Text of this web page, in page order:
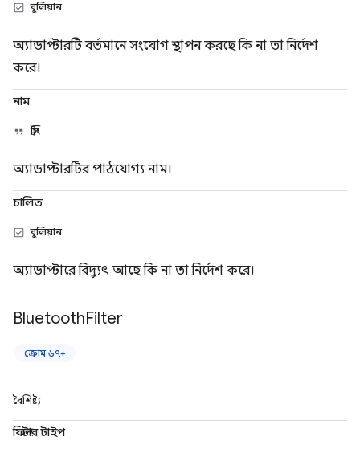
বুলিয়ান
অ্যাডাপ্টারটি বর্তমানে সংযোগ স্থাপন করছে কি না তা নির্দেশ
করে।
নাম
স্ট্রিং
অ্যাডাপ্টারটির পাঠযোগ্য নাম।
চালিত
বুলিয়ান
অ্যাডাপ্টারে বিদ্যুৎ আছে কি না তা নির্দেশ করে।
BluetoothFilter
ক্রোম ৬৭+
বৈশিষ্ট্য
ফিল্টার টাইপ